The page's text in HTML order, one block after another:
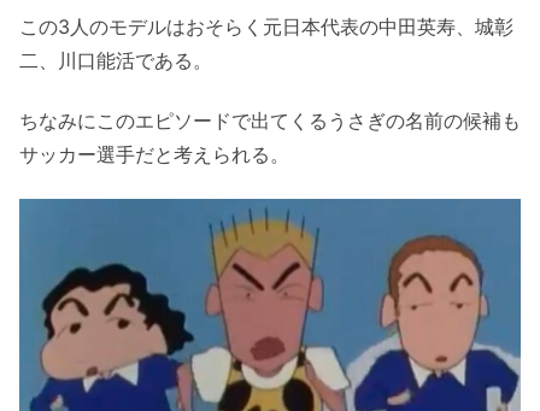
この3人のモデルはおそらく元日本代表の中田英寿、城彰
二、川口能活である。
ちなみにこのエピソードで出てくるうさぎの名前の候補も
サッカー選手だと考えられる。